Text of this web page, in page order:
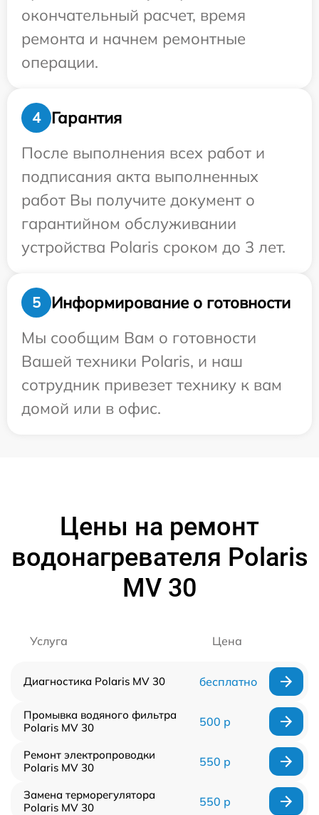
окончательный расчет, время
ремонта и начнем ремонтные
операции.
4
Гарантия
После выполнения всех работ и
подписания акта выполненных
работ Вы получите документ о
гарантийном обслуживании
устройства Polaris сроком до 3 лет.
5
Информирование о готовности
Мы сообщим Вам о готовности
Вашей техники Polaris, и наш
сотрудник привезет технику к вам
домой или в офис.
Цены на ремонт
водонагревателя Polaris
MV 30
Услуга Цена
Диагностика Polaris MV 30 бесплатно
Промывка водяного фильтра
Polaris MV 30
500 р
Ремонт электропроводки
Polaris MV 30
550 р
Замена терморегулятора
Polaris MV 30
550 р